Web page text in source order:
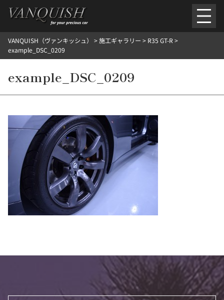
を
ごあいさつ会社案内施工環境紹介所在地
ご提供メニュー
外装のガラスコーティング施工料金
ホイールコーティング施工料金
ヘッドライトクリーニング施工料金ルームクリーニング＆コーティング施工料金
樹脂・メッシュパーツコーティング施工料金
施工ギャラリー
NOSTALGIC
お客さまの声お問い合わせ施工のご予約
VANQUISH（ヴァンキッシュ） >施工ギャラリー > R35 GT-R>
example_DSC_0209
example_DSC_0209